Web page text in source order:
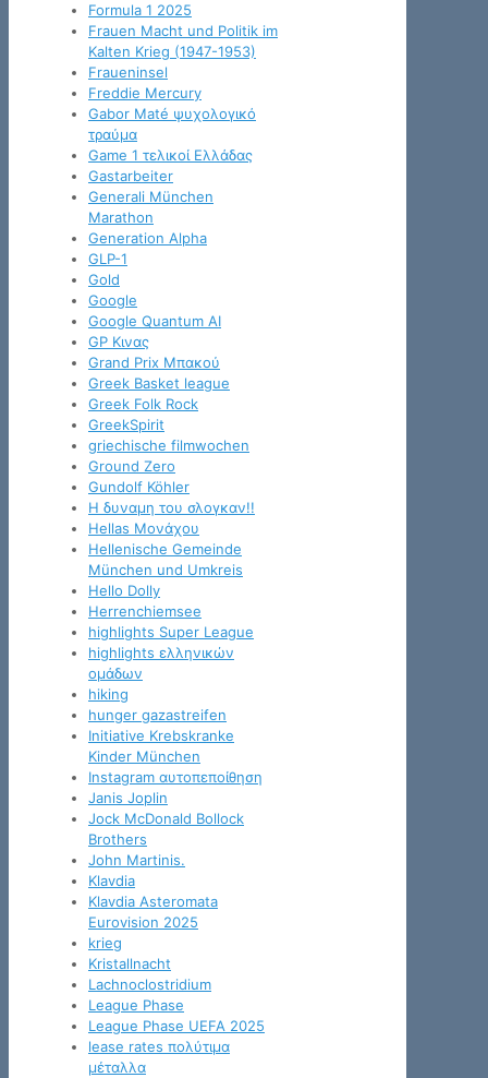
Formula 1 2025
Frauen Macht und Politik im
Kalten Krieg (1947-1953)
Fraueninsel
Freddie Mercury
Gabor Maté ψυχολογικό
τραύμα
Game 1 τελικοί Ελλάδας
Gastarbeiter
Generali München
Marathon
Generation Alpha
GLP-1
Gold
Google
Google Quantum AI
GP Κινας
Grand Prix Μπακού
Greek Basket league
Greek Folk Rock
GreekSpirit
griechische filmwochen
Ground Zero
Gundolf Köhler
H δυναμη του σλογκαν!!
Hellas Μονάχου
Hellenische Gemeinde
München und Umkreis
Hello Dolly
Herrenchiemsee
highlights Super League
highlights ελληνικών
ομάδων
hiking
hunger gazastreifen
Initiative Krebskranke
Kinder München
Instagram αυτοπεποίθηση
Janis Joplin
Jock McDonald Bollock
Brothers
John Martinis.
Klavdia
Klavdia Asteromata
Eurovision 2025
krieg
Kristallnacht
Lachnoclostridium
League Phase
League Phase UEFA 2025
lease rates πολύτιμα
μέταλλα